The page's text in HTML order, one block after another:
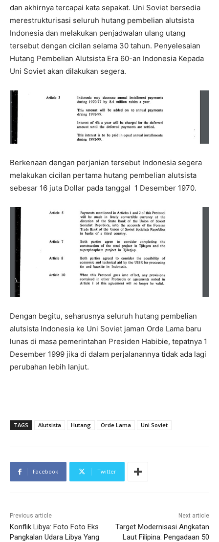
dan akhirnya tercapai kata sepakat. Uni Soviet bersedia
merestrukturisasi seluruh hutang pembelian alutsista
Indonesia dan melakukan penjadwalan ulang utang
tersebut dengan cicilan selama 30 tahun. Penyelesaian
Hutang Pembelian Alutsista Era 60-an Indonesia Kepada
Uni Soviet akan dilakukan segera.
Berkenaan dengan perjanian tersebut Indonesia segera
melakukan cicilan pertama hutang pembelian alutsista
sebesar 16 juta Dollar pada tanggal 1 Desember 1970.
Dengan begitu, seharusnya seluruh hutang pembelian
alutsista Indonesia ke Uni Soviet jaman Orde Lama baru
lunas di masa pemerintahan Presiden Habibie, tepatnya 1
Desember 1999 jika di dalam perjalanannya tidak ada lagi
perubahan lebih lanjut.
TAGS Alutsista Hutang Orde Lama Uni Soviet
Facebook Twitter
Previous article
Konflik Libya: Foto Foto Eks
Pangkalan Udara Libya Yang
Next article
Target Modernisasi Angkatan
Laut Filipina: Pengadaan 50